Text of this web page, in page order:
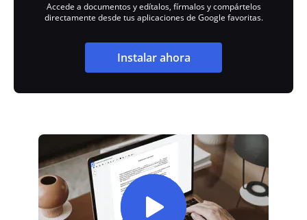
Accede a documentos y edítalos, fírmalos y compártelos
directamente desde tus aplicaciones de Google favoritas.
Instalar ahora